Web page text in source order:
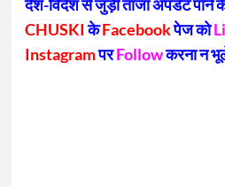
देश-विदेश से जुड़ी ताजा अपडेट पाने
CHUSKIकेFacebookपेज को
InstagramपरFollowकरना न